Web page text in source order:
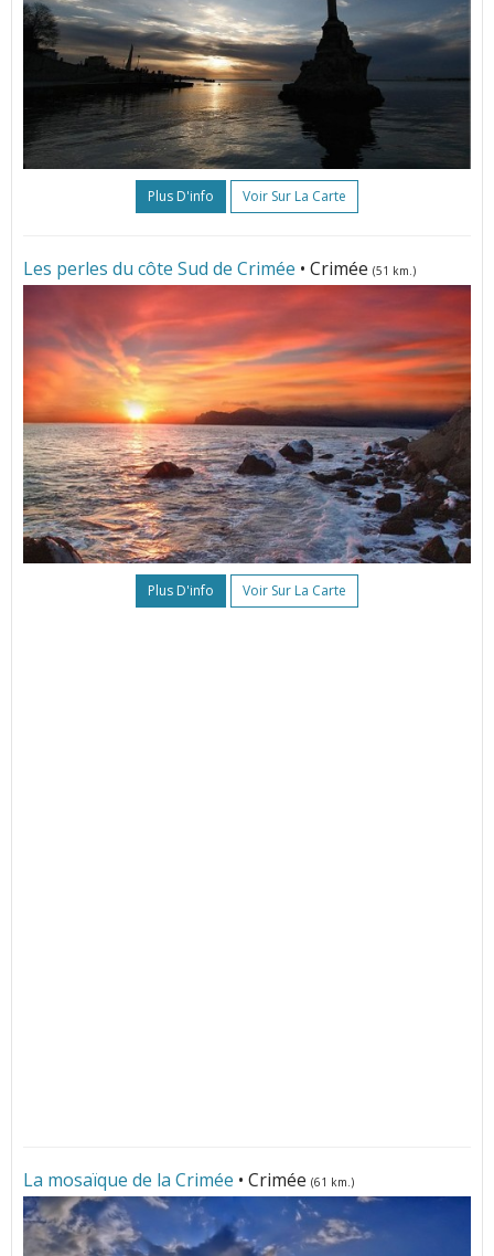
Plus D'info Voir Sur La Carte
Les perles du côte Sud de Crimée • Crimée (51 km.)
Plus D'info Voir Sur La Carte
La mosaïque de la Crimée • Crimée (61 km.)